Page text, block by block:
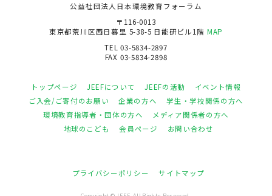
公益社団法人日本環境教育フォーラム
〒116-0013
東京都荒川区西日暮里 5-38-5 日能研ビル1階 MAP
TEL 03-5834-2897
FAX 03-5834-2898
トップページ JEEFについて JEEFの活動
イベント情報
ご入会/ご寄付のお願い
企業の方へ
学生・学校関係の方へ
環境教育指導者・団体の方へ
メディア関係者の方へ
地球のこども
会員ページ お問い合わせ
プライバシーポリシー サイトマップ